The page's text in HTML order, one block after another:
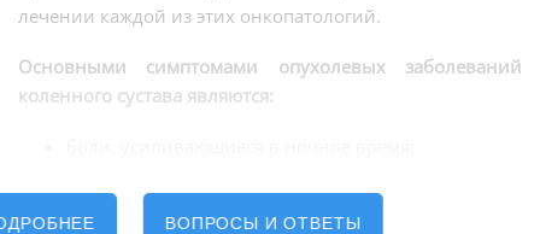
лечении каждой из этих онкопатологий.
Основными симптомами опухолевых заболеваний
коленного сустава являются:
отеки ног и мягких тканей вокруг колена.
ВОПРОСЫ И ОТВЕТЫ